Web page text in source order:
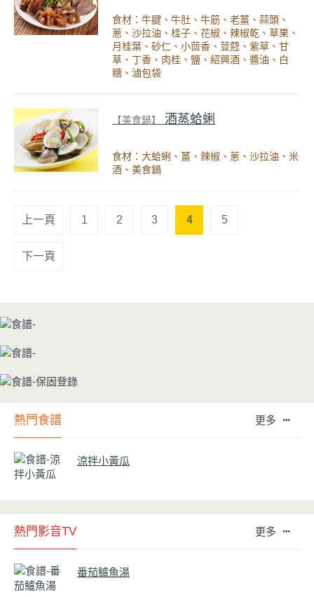
食材：牛腱、牛肚、牛筋、老薑、蒜頭、
蔥、沙拉油、桂子、花椒、辣椒乾、草果、
月桂葉、砂仁、小茴香、荳蒄、紫草、甘
草、丁香、肉桂、鹽、紹興酒、醬油、白
糖、滷包袋
【美食鍋】 酒蒸蛤蜊
食材：大蛤蜊、薑、辣椒、蔥、沙拉油、米
酒、美食鍋
上一頁 1 2 3 4 5
下一頁
熱門食譜 更多
涼拌小黃瓜
熱門影音TV 更多
番茄鱸魚湯